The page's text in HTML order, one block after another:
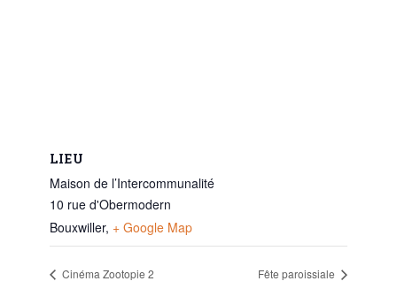
LIEU
Maison de l’Intercommunalité
10 rue d'Obermodern
Bouxwiller, + Google Map
Cinéma Zootopie 2 Fête paroissiale